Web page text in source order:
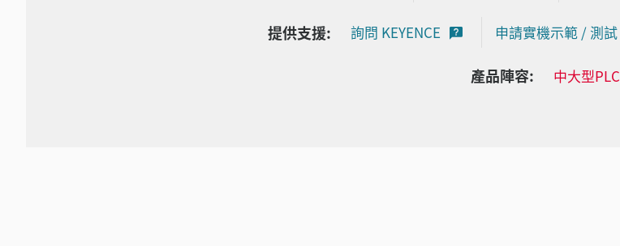
提供支援: 詢問 KEYENCE 申請實機示範 / 測試
產品陣容: 中大型PLC